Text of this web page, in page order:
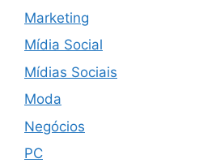
Marketing
Mídia Social
Mídias Sociais
Moda
Negócios
PC